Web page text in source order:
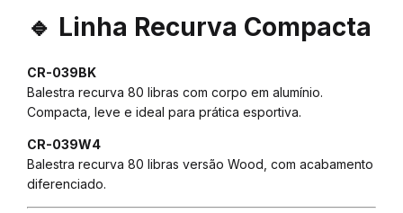
🔹 Linha Recurva Compacta
CR-039BK
Balestra recurva 80 libras com corpo em alumínio.
Compacta, leve e ideal para prática esportiva.
CR-039W4
Balestra recurva 80 libras versão Wood, com acabamento
diferenciado.